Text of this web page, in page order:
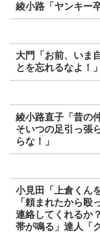
綾小路「ヤンキー
大門「お前、いま
とを忘れるなよ！」
綾小路直子「昔の
そいつの足引っ張
らな！」
小見田「上倉くん
「頼まれたから
連絡してくれるか
帯が鳴る」達人「